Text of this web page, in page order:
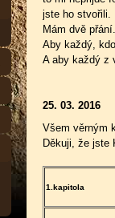
jste ho stvořili.
Mám dvě přání.
Aby každý,
A aby každý z
25. 03. 2016
Všem věrným
Děkuji, že jste
1.kapitola